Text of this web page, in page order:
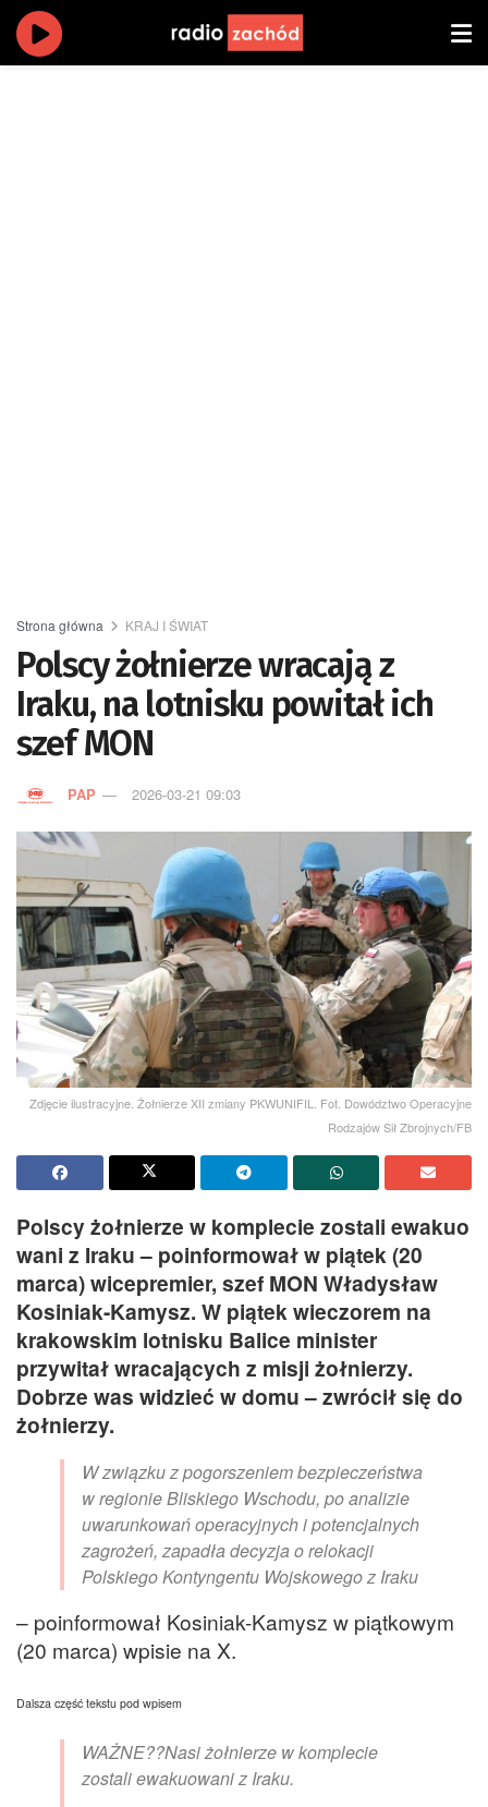
Strona główna KRAJ I ŚWIAT
Polscy żołnierze wracają z
Iraku, na lotnisku powitał ich
szef MON
PAP 2026-03-21 09:03
Zdjęcie ilustracyjne. Żołnierze XII zmiany PKWUNIFIL. Fot. Dowództwo Operacyjne
Rodzajów Sił Zbrojnych/FB
Polscy żołnierze w komplecie zostali ewakuo
wani z Iraku – poinformował w piątek (20
marca) wicepremier, szef MON Władysław
Kosiniak-Kamysz. W piątek wieczorem na
krakowskim lotnisku Balice minister
przywitał wracających z misji żołnierzy.
Dobrze was widzieć w domu – zwrócił się do
żołnierzy.
W związku z pogorszeniem bezpieczeństwa
w regionie Bliskiego Wschodu, po analizie
uwarunkowań operacyjnych i potencjalnych
zagrożeń, zapadła decyzja o relokacji
Polskiego Kontyngentu Wojskowego z Iraku
– poinformował Kosiniak-Kamysz w piątkowym
(20 marca) wpisie na X.
Dalsza część tekstu pod wpisem
WAŻNE??Nasi żołnierze w komplecie
zostali ewakuowani z Iraku.